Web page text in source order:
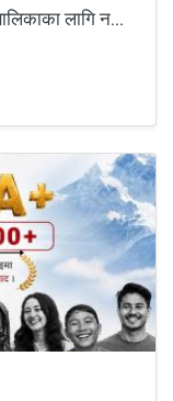
लागि न...